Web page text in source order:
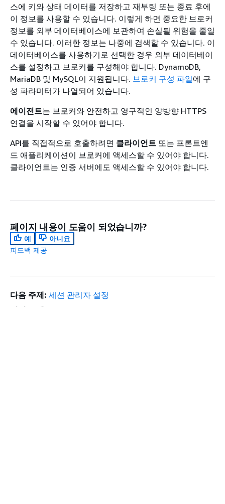
스에 키와 상태 데이터를 저장하고 재부팅 또는 종료 후에
이 정보를 사용할 수 있습니다. 이렇게 하면 중요한 브로커
정보를 외부 데이터베이스에 보관하여 손실될 위험을 줄일
수 있습니다. 이러한 정보는 나중에 검색할 수 있습니다. 이
데이터베이스를 사용하기로 선택한 경우 외부 데이터베이
스를 설정하고 브로커를 구성해야 합니다. DynamoDB,
MariaDB 및 MySQL이 지원됩니다. 브로커 구성 파일에 구
성 파라미터가 나열되어 있습니다.
에이전트는 브로커와 안전하고 영구적인 양방향 HTTPS
연결을 시작할 수 있어야 합니다.
API를 직접적으로 호출하려면 클라이언트 또는 프론트엔
드 애플리케이션이 브로커에 액세스할 수 있어야 합니다.
클라이언트는 인증 서버에도 액세스할 수 있어야 합니다.
페이지 내용이 도움이 되었습니까?
예
아니요
피드백 제공
다음 주제: 세션 관리자 설정
이전 주제: